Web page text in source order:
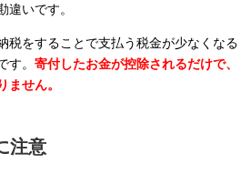
違いです。
税をすることで支払う税金が少なくなる
す。 寄付したお金が控除されるだけで、
ません。
注意